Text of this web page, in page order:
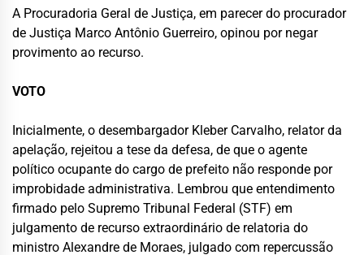
A Procuradoria Geral de Justiça, em parecer do procurador
de Justiça Marco Antônio Guerreiro, opinou por negar
provimento ao recurso.
VOTO
Inicialmente, o desembargador Kleber Carvalho, relator da
apelação, rejeitou a tese da defesa, de que o agente
político ocupante do cargo de prefeito não responde por
improbidade administrativa. Lembrou que entendimento
firmado pelo Supremo Tribunal Federal (STF) em
julgamento de recurso extraordinário de relatoria do
ministro Alexandre de Moraes, julgado com repercussão